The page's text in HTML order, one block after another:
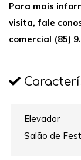
Para mais
visita, fale
comercial (85)
Elevador
Salão de